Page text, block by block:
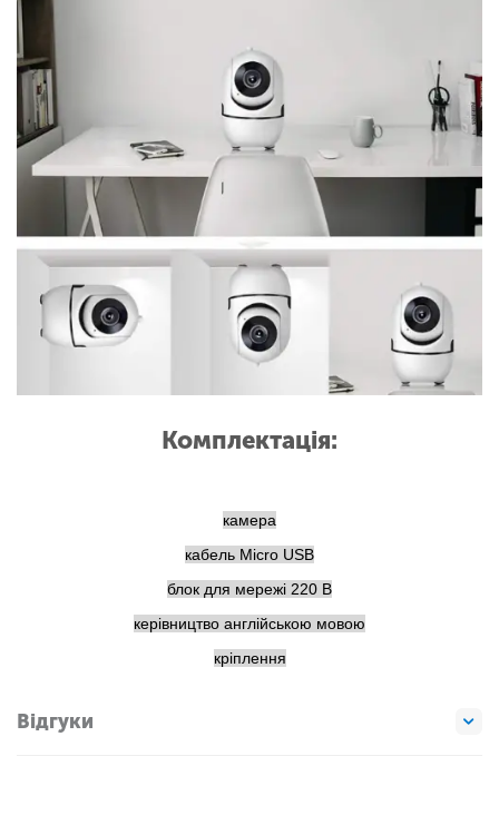
Комплектація:
камера
кабель Micro USB
блок для мережі 220 В
керівництво англійською мовою
кріплення
Відгуки